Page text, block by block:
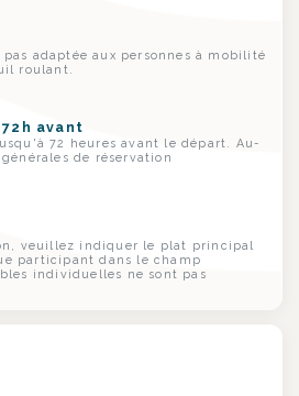
adaptée aux personnes à mobilité
roulant.
avant
72 heures avant le départ. Au-
de réservation
veuillez indiquer le plat principal
participant dans le champ
individuelles ne sont pas